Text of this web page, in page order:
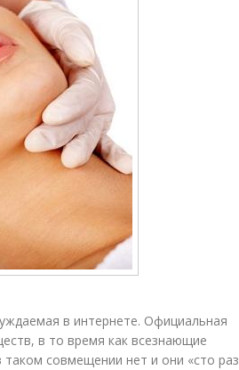
в ин­тернете. Официальная
в то время как все­зна­ющие
совмещении нет и они «сто раз